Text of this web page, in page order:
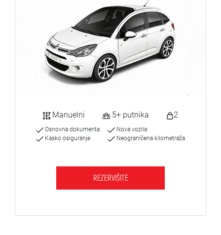
Manuelni 5+ putnika 2
Osnovna dokumenta
Kasko osiguranje
Nova vozila
Neograničena kilometraža
REZERVIŠITE